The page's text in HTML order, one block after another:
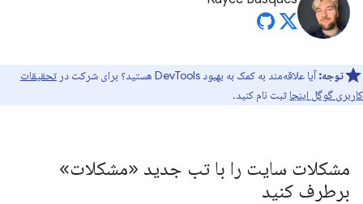
توجه:آیا علاقه‌مند به کمک به بهبود DevTools هستید؟ برای شرکت در
تحقیقات
کاربری گوگل اینجا ثبت نام کنید.
مشکلات سایت را با تب جدید «مشکلات»
برطرف کنید